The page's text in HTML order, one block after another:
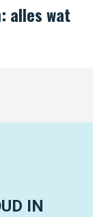
alles wat
IN